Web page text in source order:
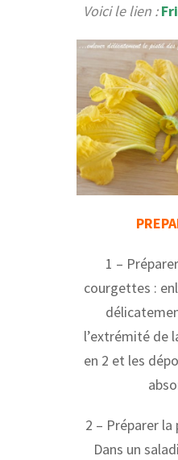
Voici le lien :
1 –
courgettes :
l’extrémité de
en 2 et les
2 – Préparer
Dans un